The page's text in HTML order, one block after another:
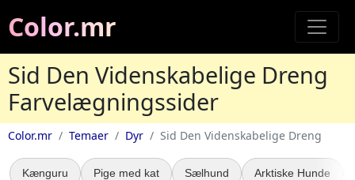
Color.mr
Sid Den Videnskabelige Dreng
Farvelægningssider
Color.mr Temaer Dyr Sid Den Videnskabelige Dreng
Kænguru Pige med kat Sælhund Arktiske Hunde